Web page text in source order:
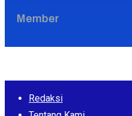
Member
Redaksi